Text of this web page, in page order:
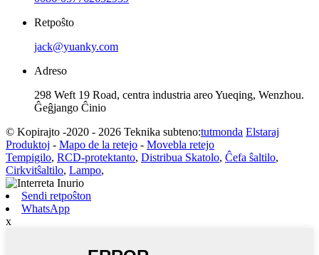
Retpoŝto
jack@yuanky.com
Adreso
298 Weft 19 Road, centra industria areo Yueqing, Wenzhou.
Ĝeĝjango Ĉinio
© Kopirajto -2020 - 2026 Teknika subteno:tutmonda Elstaraj
Produktoj - Mapo de la retejo - Movebla retejo
Tempigilo, RCD-protektanto, Distribua Skatolo, Ĉefa ŝaltilo,
Cirkvitŝaltilo, Lampo,
Sendi retpoŝton
WhatsApp
x